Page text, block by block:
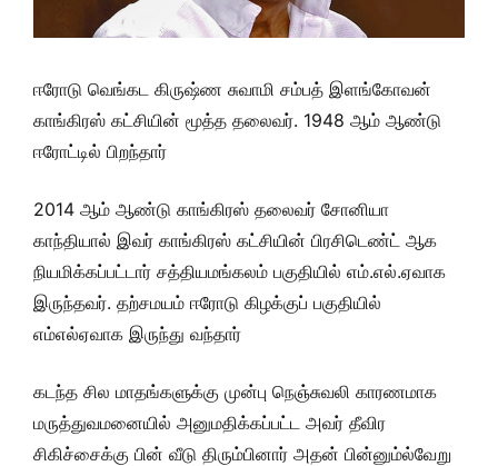
ஈரோடு வெங்கட கிருஷ்ண சுவாமி சம்பத் இளங்கோவன்
காங்கிரஸ் கட்சியின் மூத்த தலைவர். 1948 ஆம் ஆண்டு
ஈரோட்டில் பிறந்தார்
2014 ஆம் ஆண்டு காங்கிரஸ் தலைவர் சோனியா
காந்தியால் இவர் காங்கிரஸ் கட்சியின் பிரசிடெண்ட் ஆக
நியமிக்கப்பட்டார் சத்தியமங்கலம் பகுதியில் எம்.எல்.ஏவாக
இருந்தவர். தற்சமயம் ஈரோடு கிழக்குப் பகுதியில்
எம்எல்ஏவாக இருந்து வந்தார்
கடந்த சில மாதங்களுக்கு முன்பு நெஞ்சுவலி காரணமாக
மருத்துவமனையில் அனுமதிக்கப்பட்ட அவர் தீவிர
சிகிச்சைக்கு பின் வீடு திரும்பினார் அதன் பின்னும்ல்வேறு